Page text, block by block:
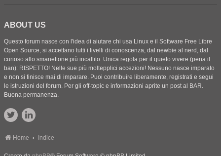
ABOUT US
Questo forum nasce con l'idea di aiutare chi usa Linux e il Software Free Libre
Open Source, si accettano tutti i livelli di conoscenza, dal newbie al nerd, dal
curioso allo smanettone più incallito. Unica regola per il quieto vivere (pena il
ban): RISPETTO! Nelle sue più moltepplici accezioni! Nessuno nasce imparato
e non si finisce mai di imparare. Puoi contribuire liberamente, registrati e segui
le istruzioni del forum. Per gli off-topic e informazioni aprite un post al BAR.
Buona permanenza.
Home Indice